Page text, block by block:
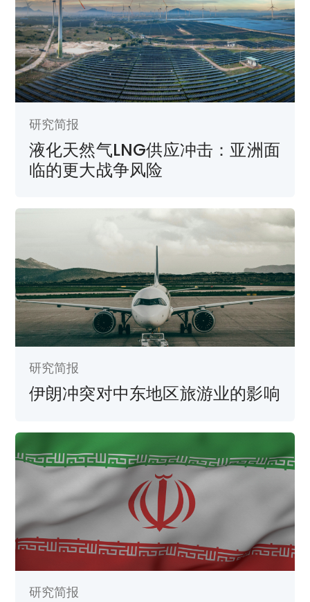
研究简报
液化天然气LNG供应冲击：亚洲面
临的更大战争风险
研究简报
伊朗冲突对中东地区旅游业的影响
研究简报